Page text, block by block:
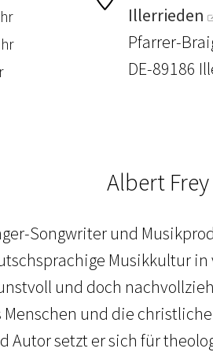
Illerrieden
Pfarrer-
DE-89186
Albert
Songwriter und
Musikkultur
und doch
Menschen und die
Autor setzt er sich für